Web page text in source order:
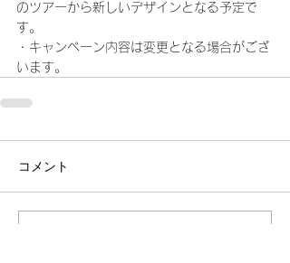
のツアーから新しいデザインとなる予定で
す。
・キャンペーン内容は変更となる場合がござ
います。
コメント